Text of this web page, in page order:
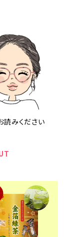
読みください